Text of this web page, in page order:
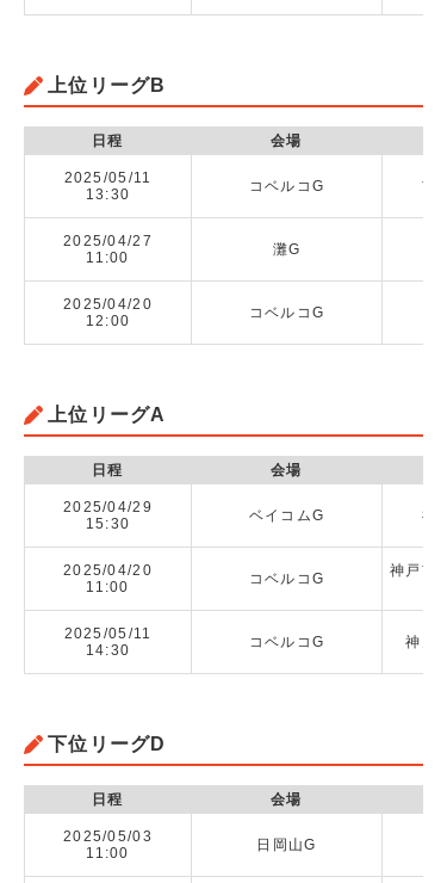
上位リーグB
日程 会場
2025/05/11
13:30
コベルコG 市
2025/04/27
11:00
灘G
2025/04/20
12:00
コベルコG
上位リーグA
日程 会場
2025/04/29
15:30
ベイコムG 神
2025/04/20
11:00
コベルコG 神戸市
2025/05/11
14:30
コベルコG 神戸
下位リーグD
日程 会場
2025/05/03
11:00
日岡山G